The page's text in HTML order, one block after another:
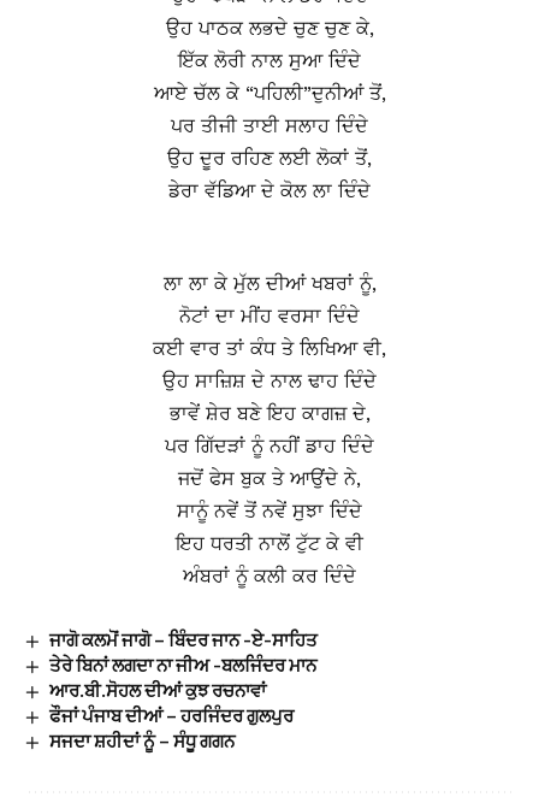
ਉਹ ਪਾਠਕ ਲਭਦੇ ਚੁਣ ਚੁਣ ਕੇ,
ਇੱਕ ਲੋਰੀ ਨਾਲ ਸੁਆ ਦਿੰਦੇ
ਆਏ ਚੱਲ ਕੇ “ਪਹਿਲੀ”ਦੁਨੀਆਂ ਤੋਂ,
ਪਰ ਤੀਜੀ ਤਾਈ ਸਲਾਹ ਦਿੰਦੇ
ਉਹ ਦੂਰ ਰਹਿਣ ਲਈ ਲੋਕਾਂ ਤੋਂ,
ਡੇਰਾ ਵੱਡਿਆ ਦੇ ਕੋਲ ਲਾ ਦਿੰਦੇ
ਲਾ ਲਾ ਕੇ ਮੁੱਲ ਦੀਆਂ ਖਬਰਾਂ ਨੂੰ,
ਨੋਟਾਂ ਦਾ ਮੀਂਹ ਵਰਸਾ ਦਿੰਦੇ
ਕਈ ਵਾਰ ਤਾਂ ਕੰਧ ਤੇ ਲਿਖਿਆ ਵੀ,
ਉਹ ਸਾਜ਼ਿਸ਼ ਦੇ ਨਾਲ ਢਾਹ ਦਿੰਦੇ
ਭਾਵੇਂ ਸ਼ੇਰ ਬਣੇ ਇਹ ਕਾਗਜ਼ ਦੇ,
ਪਰ ਗਿੱਦੜਾਂ ਨੂੰ ਨਹੀਂ ਡਾਹ ਦਿੰਦੇ
ਜਦੋਂ ਫੇਸ ਬੁਕ ਤੇ ਆਉਂਦੇ ਨੇ,
ਸਾਨੂੰ ਨਵੇਂ ਤੋਂ ਨਵੇਂ ਸੁਝਾ ਦਿੰਦੇ
ਇਹ ਧਰਤੀ ਨਾਲੋਂ ਟੁੱਟ ਕੇ ਵੀ
ਅੰਬਰਾਂ ਨੂੰ ਕਲੀ ਕਰ ਦਿੰਦੇ
ਜਾਗੋ ਕਲਮੋਂ ਜਾਗੋ – ਬਿੰਦਰ ਜਾਨ -ਏ-ਸਾਹਿਤ
ਤੇਰੇ ਬਿਨਾਂ ਲਗਦਾ ਨਾ ਜੀਅ -ਬਲਜਿੰਦਰ ਮਾਨ
ਆਰ.ਬੀ.ਸੋਹਲ ਦੀਆਂ ਕੁਝ ਰਚਨਾਵਾਂ
ਫੌਜਾਂ ਪੰਜਾਬ ਦੀਆਂ – ਹਰਜਿੰਦਰ ਗੁਲਪੁਰ
ਸਜਦਾ ਸ਼ਹੀਦਾਂ ਨੂੰ – ਸੰਧੂ ਗਗਨ